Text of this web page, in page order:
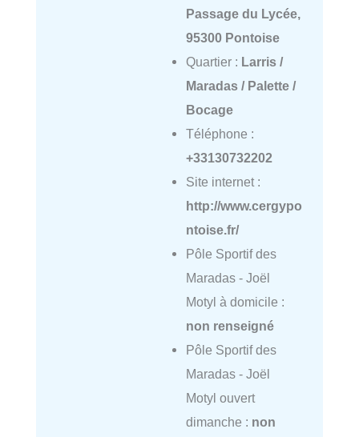
Passage du Lycée,
95300 Pontoise
Quartier : Larris /
Maradas / Palette /
Bocage
Téléphone :
+33130732202
Site internet :
http://www.cergypo
ntoise.fr/
Pôle Sportif des
Maradas - Joël
Motyl à domicile :
non renseigné
Pôle Sportif des
Maradas - Joël
Motyl ouvert
dimanche : non